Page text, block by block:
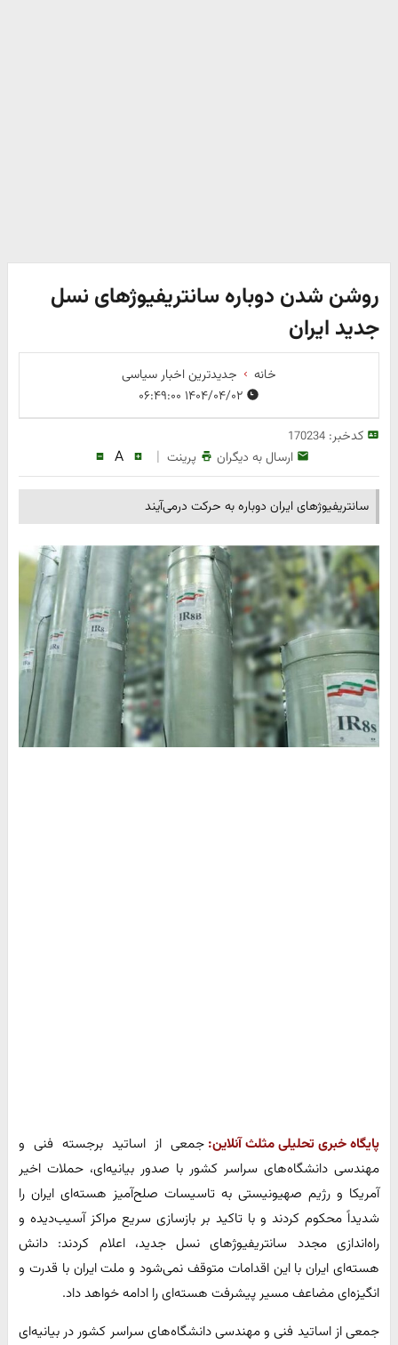
روشن شدن دوباره سانتریفیوژهای نسل
جدید ایران
خانه
جدیدترین اخبار سیاسی
کدخبر:170234
ارسال به دیگران پرینت |
A
سانتریفیوژهای ایران دوباره به حرکت درمی‌آیند
پایگاه خبری تحلیلی مثلث آنلاین: جمعی از اساتید برجسته فنی و
مهندسی دانشگاه‌های سراسر کشور با صدور بیانیه‌ای، حملات اخیر
آمریکا و رژیم صهیونیستی به تاسیسات صلح‌آمیز هسته‌ای ایران را
شدیداً محکوم کردند و با تاکید بر بازسازی سریع مراکز آسیب‌دیده و
راه‌اندازی مجدد سانتریفیوژهای نسل جدید، اعلام کردند: دانش
هسته‌ای ایران با این اقدامات متوقف نمی‌شود و ملت ایران با قدرت و
انگیزه‌ای مضاعف مسیر پیشرفت هسته‌ای را ادامه خواهد داد.
جمعی از اساتید فنی و مهندسی دانشگاه‌های سراسر کشور در بیانیه‌ای